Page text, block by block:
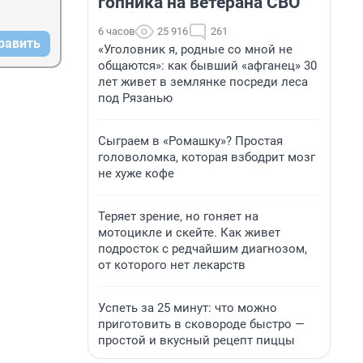
6 часов 25 916 261
«Уголовник я, родные со мной не
общаются»: как бывший «афганец» 30
лет живет в землянке посреди леса
под Рязанью
Сыграем в «Ромашку»? Простая
головоломка, которая взбодрит мозг
не хуже кофе
Теряет зрение, но гоняет на
мотоцикле и скейте. Как живет
подросток с редчайшим диагнозом,
от которого нет лекарств
Успеть за 25 минут: что можно
приготовить в сковороде быстро —
простой и вкусный рецепт пиццы